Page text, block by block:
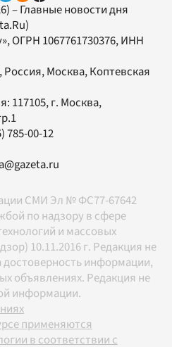
– Главные новости дня
, ОГРН 1067761730376, ИНН
Россия, Москва, Коптевская
117105, г. Москва,
785-00-12
СМИ Эл № ФС77-67642
по надзору в сфере
и массовых
10.11.2016 г. Редакция не
достоверность информации,
объявлениях. Редакция не
информации.
применяются
в соответствии с